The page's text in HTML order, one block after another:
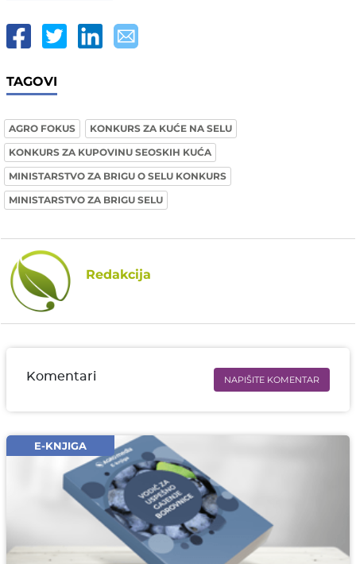
TAGOVI
AGRO FOKUS
KONKURS ZA KUĆE NA SELU
KONKURS ZA KUPOVINU SEOSKIH KUĆA
MINISTARSTVO ZA BRIGU O SELU KONKURS
MINISTARSTVO ZA BRIGU SELU
Redakcija
Komentari NAPIŠITE KOMENTAR
Email* obavezno
Komentar* obavezno
E-KNJIGA